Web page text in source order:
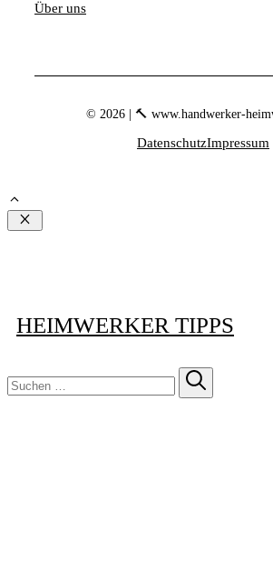
Über uns
© 2026 | 🔨 www.handwerker-
DatenschutzImpressum
Schließen
HEIMWERKER TIPPS
Suchen
nach: